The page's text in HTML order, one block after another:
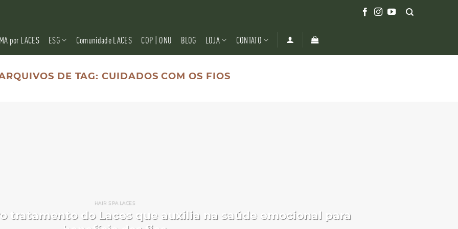
por LACES ESG Comunidade LACES COP | ONU BLOG LOJA CONTATO
DE TAG:CUIDADOS COM OS FIOS
HAIR SPA LACES
tratamento do Laces que auxilia na saúde emocional para